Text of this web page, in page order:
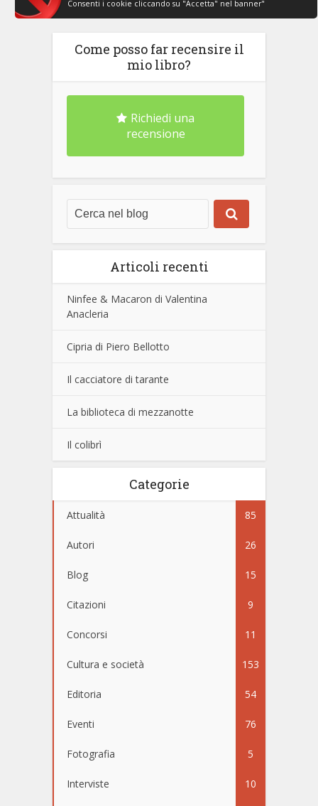
Consenti i cookie cliccando su "Accetta" nel banner"
Come posso far recensire il
mio libro?
Richiedi una
recensione
Articoli recenti
Ninfee & Macaron di Valentina
Anacleria
Cipria di Piero Bellotto
Il cacciatore di tarante
La biblioteca di mezzanotte
Il colibrì
Categorie
Attualità 85
Autori 26
Blog 15
Citazioni 9
Concorsi 11
Cultura e società 153
Editoria 54
Eventi 76
Fotografia 5
Interviste 10